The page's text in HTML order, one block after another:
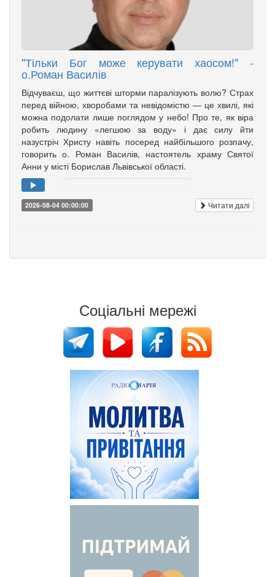
"Тільки Бог може керувати хаосом!" -
о.Роман Василів
Відчуваєш, що життєві шторми паралізують волю? Страх
перед війною, хворобами та невідомістю — це хвилі, які
можна подолати лише поглядом у небо! Про те, як віра
робить людину «легшою за воду» і дає силу йти
назустріч Христу навіть посеред найбільшого розпачу,
говорить о. Роман Василів, настоятель храму Святої
Анни у місті Борислав Львівської області.
2026-08-04 00:00:00 Читати далі
Соціальні мережі